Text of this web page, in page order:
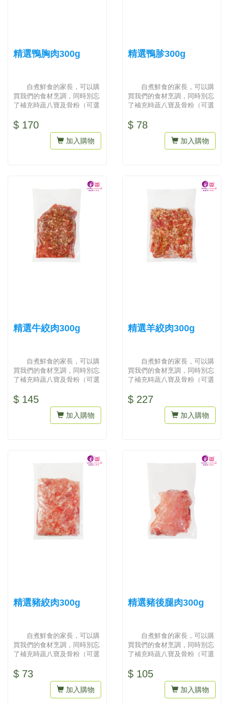
精選鴨胸肉300g
自煮鮮食的家長，可以購
買我們的食材烹調，同時別忘
了補充時蔬八寶及骨粉（可選
均衡...
$ 170
加入購物
精選鴨胗300g
自煮鮮食的家長，可以購
買我們的食材烹調，同時別忘
了補充時蔬八寶及骨粉（可選
均衡...
$ 78
加入購物
精選牛絞肉300g
自煮鮮食的家長，可以購
買我們的食材烹調，同時別忘
了補充時蔬八寶及骨粉（可選
均衡...
$ 145
加入購物
精選羊絞肉300g
自煮鮮食的家長，可以購
買我們的食材烹調，同時別忘
了補充時蔬八寶及骨粉（可選
均衡...
$ 227
加入購物
精選豬絞肉300g
自煮鮮食的家長，可以購
買我們的食材烹調，同時別忘
了補充時蔬八寶及骨粉（可選
均衡...
$ 73
加入購物
精選豬後腿肉300g
自煮鮮食的家長，可以購
買我們的食材烹調，同時別忘
了補充時蔬八寶及骨粉（可選
均衡...
$ 105
加入購物